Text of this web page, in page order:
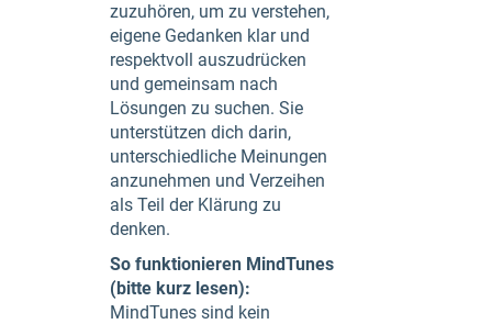
zuzuhören, um zu verstehen,
eigene Gedanken klar und
respektvoll auszudrücken
und gemeinsam nach
Lösungen zu suchen. Sie
unterstützen dich darin,
unterschiedliche Meinungen
anzunehmen und Verzeihen
als Teil der Klärung zu
denken.
So funktionieren MindTunes
(bitte kurz lesen):
MindTunes sind kein